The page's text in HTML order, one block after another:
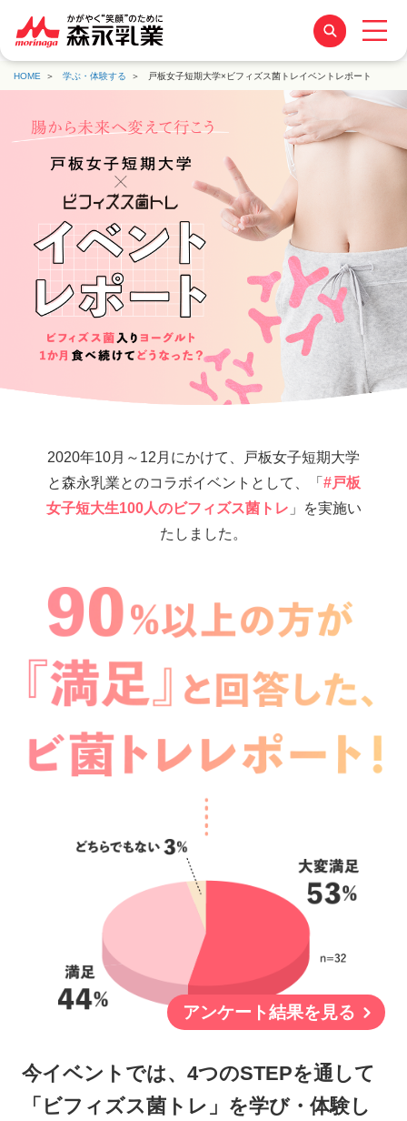
HOME 学ぶ・体験する 戸板女子短期大学×ビフィズス菌トレイベントレポート
2020年10月～12月にかけて、戸板女子短期大学
と森永乳業とのコラボイベントとして、「 #戸板
女子短大生100人のビフィズス菌トレ 」を実施い
たしました。
アンケート結果を見る
今イベントでは、4つのSTEPを通して
「ビフィズス菌トレ」を学び・体験し